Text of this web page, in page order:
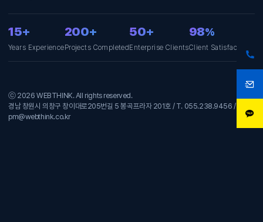
15+
Years Experience
200+
Projects Completed
50+
Enterprise Clients
98%
Client Satisfaction
ⓒ 2026 WEBTHINK. All rights reserved.
경남 창원시 의창구 창이대로205번길 5 봉곡프라자 201호 / T. 055.238.9456 / E.
pm@webthink.co.kr